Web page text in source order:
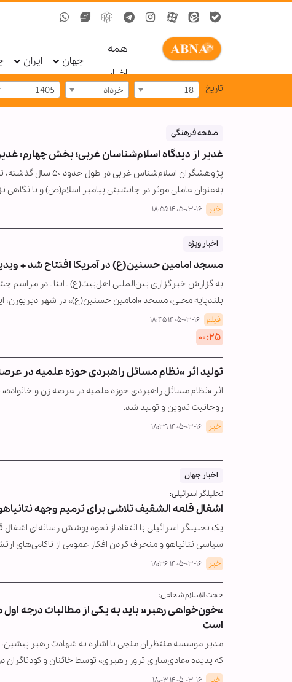
همه
اخبار
جهان ایران
تاریخ 18 خرداد 1405
صفحه فرهنگی
غدیر از دیدگاه اسلام‌شناسان غربی؛ بخش چهارم:
پژوهشگران
به‌عنوان عاملی موثر در جانشینی پیامبر اسلام(ص) و با نگاهی
خبر ۱۴۰۵-۰۳-۱۶ ۱۸:۵۵
اخبار ویژه
مسجد امامین حسنین(ع) در آمریکا افتتاح شد +
به گزارش خبرگزاری بین‌المللی اهل‌بیت(ع) ـ ابنا ـ در
بلندپایه محلی، مسجد «امامین حسنین(ع)» در شهر دیربورن،
فیلم ۱۴۰۵-۰۳-۱۶ ۱۸:۴۵
۰۰:۲۵
تولید اثر «نظام مسائل راهبردی حوزه علمیه در
اثر «نظام مسائل راهبردی حوزه علمیه در عرصه زن و
روحانیت تدوین و تولید شد.
خبر ۱۴۰۵-۰۳-۱۶ ۱۸:۳۹
اخبار جهان
تحلیلگر اسرائیلی:
اشغال قلعه الشقیف تلاشی برای ترمیم وجهه
یک تحلیلگر اسرائیلی با انتقاد از نحوه پوشش رسانه‌ای
سیاسی نتانیاهو و منحرف کردن افکار عمومی از ناکامی‌های
خبر ۱۴۰۵-۰۳-۱۶ ۱۸:۳۶
حجت الاسلام شجاعی:
«خون‌خواهی رهبر» باید به یکی از مطالبات درجه
است
مدیر موسسه منتظران منجی با اشاره به شهادت رهبر
که پدیده «عادی‌سازی ترور رهبری» توسط خائنان و کودتاگران
خبر ۱۴۰۵-۰۳-۱۶ ۱۸:۰۳